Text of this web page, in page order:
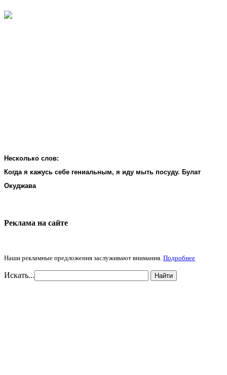
Несколько слов:
Когда я кажусь себе гениальным, я иду мыть посуду. Булат
Окуджава
Реклама на cайте
Наши рекламные предложения заслуживают внимания. Подробнее
Искать... Найти